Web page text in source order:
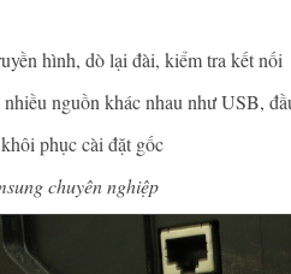
hình, dò lại đài, kiểm tra kết nối
nguồn khác nhau như USB,
phục cài đặt gốc
chuyên nghiệp